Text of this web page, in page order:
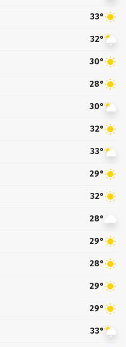
33°
32°
30°
28°
30°
32°
33°
29°
32°
28°
29°
28°
29°
29°
33°